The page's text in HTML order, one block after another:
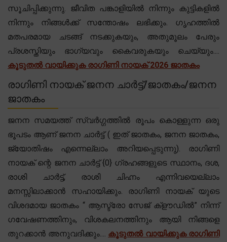
സൂചിപ്പിക്കുന്നു. ജീവിത പങ്കാളിയിൽ നിന്നും കുട്ടികളിൽ
നിന്നും നിങ്ങൾക്ക് സന്തോഷം ലഭിക്കും. ഗൃഹത്തിൽ
മതപരമായ ചടങ്ങ് നടക്കുകയും, അതുമൂലം പേരും
പ്രശസ്തിയും ഭാഗ്യവും കൈവരുകയും ചെയ്യും....
കൂടുതൽ വായിക്കുക രാഗിണി നായക് 2026 ജാതകം
രാഗിണി നായക് ജനന ചാർട്ട്/ജാതകം/ജനന
ജാതകം
ജനന സമയത്ത് സ്വർഗ്ഗത്തിൽ രൂപം കൊള്ളുന്ന ഒരു
ഭൂപടം ആണ് ജനന ചാർട്ട് ( ഇത് ജാതകം, ജനന ജാതകം,
ജ്യോതിഷം എന്നെല്ലാം അറിയപ്പെടുന്നു). രാഗിണി
നായക് ന്റെ ജനന ചാർട്ട് {0} ഗ്രഹങ്ങളുടെ സ്ഥാനം, ദശ,
രാശി ചാർട്ട്, രാശി ചിഹ്നം എന്നിവയെല്ലാം
മനസ്സിലാക്കാൻ സഹായിക്കും. രാഗിണി നായക് യുടെ
വിശദമായ ജാതകം “ ആസ്ട്രോ സേജ് ക്‌ളൗഡിൽ” നിന്ന്
ഗവേഷണത്തിനും, വിശകലനത്തിനും ആയി നിങ്ങളെ
തുറക്കാൻ അനുവദിക്കും.... കൂടുതൽ വായിക്കുക രാഗിണി